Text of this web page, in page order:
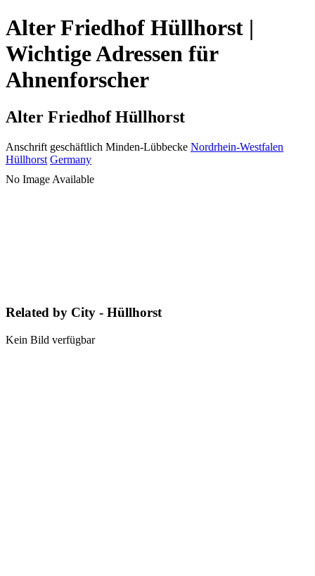
Alter Friedhof Hüllhorst |
Wichtige Adressen für
Ahnenforscher
Alter Friedhof Hüllhorst
Anschrift geschäftlich Minden-Lübbecke Nordrhein-Westfalen
Hüllhorst Germany
No Image Available
Related by City - Hüllhorst
Kein Bild verfügbar